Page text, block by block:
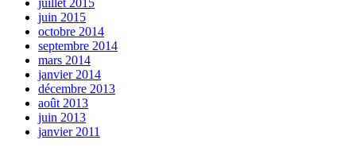
juin 2015
octobre 2014
septembre 2014
mars 2014
janvier 2014
décembre 2013
août 2013
juin 2013
janvier 2011